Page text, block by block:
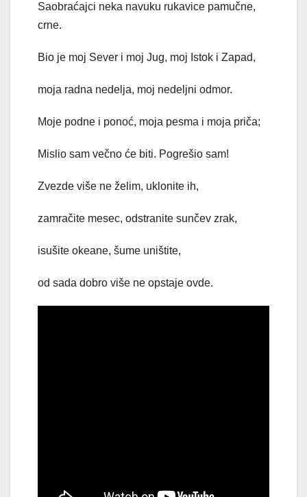
Saobraćajci neka navuku rukavice pamučne,
crne.
Bio je moj Sever i moj Jug, moj Istok i Zapad,
moja radna nedelja, moj nedeljni odmor.
Moje podne i ponoć, moja pesma i moja priča;
Mislio sam večno će biti. Pogrešio sam!
Zvezde više ne želim, uklonite ih,
zamračite mesec, odstranite sunčev zrak,
isušite okeane, šume uništite,
od sada dobro više ne opstaje ovde.